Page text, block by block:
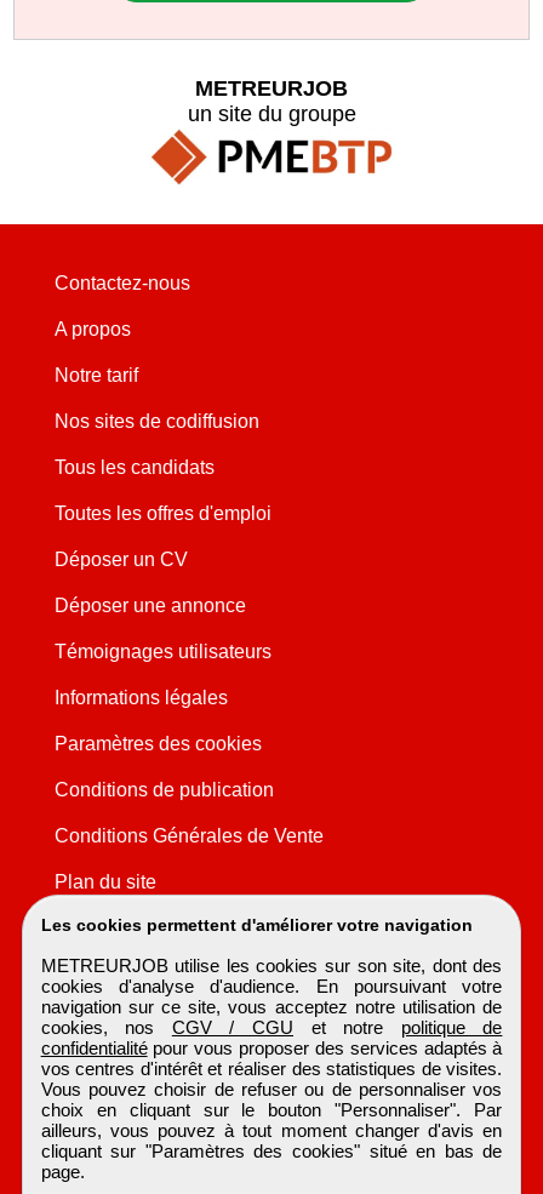
Les cookies permettent d'améliorer votre navigation
METREURJOB utilise les cookies sur son site, dont des
cookies d'analyse d'audience. En poursuivant votre
navigation sur ce site, vous acceptez notre utilisation de
cookies, nos CGV / CGU et notre politique de
confidentialitépour vous proposer des services adaptés à
vos centres d'intérêt et réaliser des statistiques de visites.
Vous pouvez choisir de refuser ou de personnaliser vos
choix en cliquant sur le bouton "Personnaliser". Par
ailleurs, vous pouvez à tout moment changer d'avis en
cliquant sur "Paramètres des cookies" situé en bas de
page.
METREURJOB
un site du groupe
Contactez-nous
A propos
Notre tarif
Nos sites de codiffusion
Tous les candidats
Toutes les offres d'emploi
Déposer un CV
Déposer une annonce
Témoignages utilisateurs
Informations légales
Paramètres des cookies
Conditions de publication
Conditions Générales de Vente
Plan du site